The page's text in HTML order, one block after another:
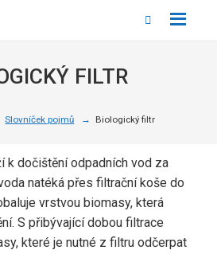
FILTR
Slovníček pojmů Biologický filtr
k dočištění odpadních vod za
natéká přes filtrační koše do
vrstvou biomasy, která
S přibývající dobou filtrace
které je nutné z filtru odčerpat